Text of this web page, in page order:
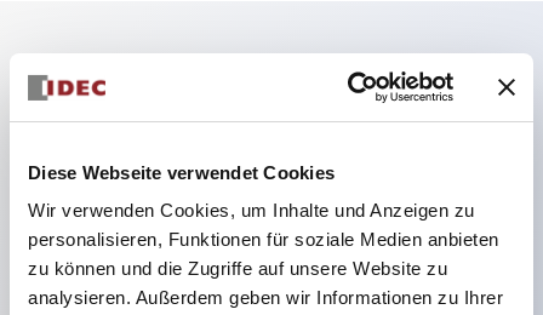
Diese Webseite verwendet Cookies
Wir verwenden Cookies, um Inhalte und Anzeigen zu
personalisieren, Funktionen für soziale Medien anbieten
zu können und die Zugriffe auf unsere Website zu
analysieren. Außerdem geben wir Informationen zu Ihrer
Hauptmerkmale
Beleuchtungseinheit wird ab Januar 2026
schrittweise auf Produkte aus dem neuen
Katalogmodell umgestellt.
Ausgestattet mit HW-U-Kontaktblöcken, die eine